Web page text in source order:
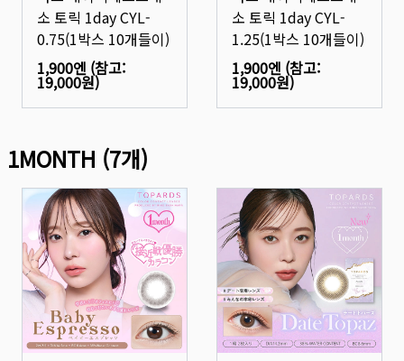
소 토릭 1day CYL-
0.75(1박스 10개들이)
1,900엔 (참고:
19,000원)
소 토릭 1day CYL-
1.25(1박스 10개들이)
1,900엔 (참고:
19,000원)
1MONTH (7개)